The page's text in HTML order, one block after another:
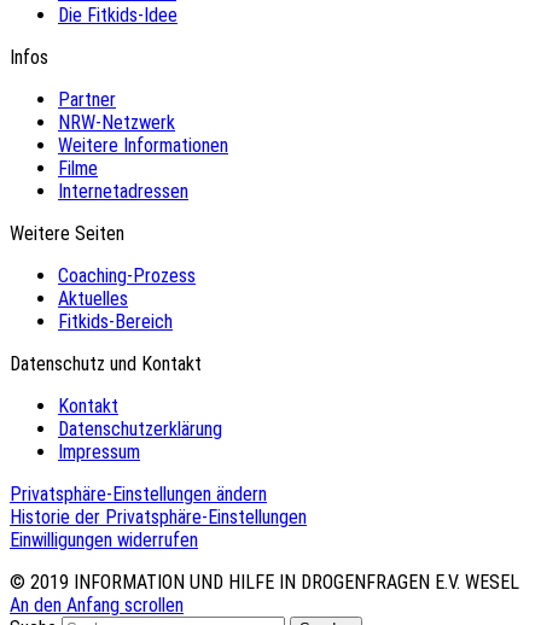
Die Fitkids-Idee
Infos
Partner
NRW-Netzwerk
Weitere Informationen
Filme
Internetadressen
Weitere Seiten
Coaching-Prozess
Aktuelles
Fitkids-Bereich
Datenschutz und Kontakt
Kontakt
Datenschutzerklärung
Impressum
Privatsphäre-Einstellungen ändern
Historie der Privatsphäre-Einstellungen
Einwilligungen widerrufen
© 2019
INFORMATION UND HILFE IN DROGENFRAGEN E.V. WESEL
An den Anfang scrollen